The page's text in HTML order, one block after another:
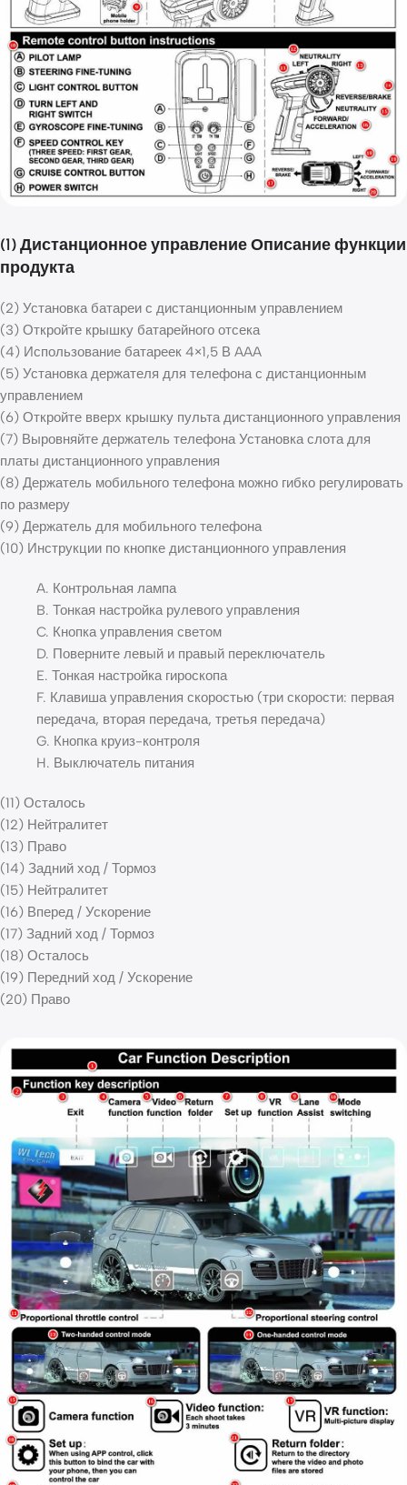
(1) Дистанционное управление Описание функции
продукта
(2) Установка батареи с дистанционным управлением
(3) Откройте крышку батарейного отсека
(4) Использование батареек 4×1,5 В AAA
(5) Установка держателя для телефона с дистанционным
управлением
(6) Откройте вверх крышку пульта дистанционного управления
(7) Выровняйте держатель телефона Установка слота для
платы дистанционного управления
(8) Держатель мобильного телефона можно гибко регулировать
по размеру
(9) Держатель для мобильного телефона
(10) Инструкции по кнопке дистанционного управления
A. Контрольная лампа
B. Тонкая настройка рулевого управления
C. Кнопка управления светом
D. Поверните левый и правый переключатель
E. Тонкая настройка гироскопа
F. Клавиша управления скоростью (три скорости: первая
передача, вторая передача, третья передача)
G. Кнопка круиз-контроля
H. Выключатель питания
(11) Осталось
(12) Нейтралитет
(13) Право
(14) Задний ход / Тормоз
(15) Нейтралитет
(16) Вперед / Ускорение
(17) Задний ход / Тормоз
(18) Осталось
(19) Передний ход / Ускорение
(20) Право